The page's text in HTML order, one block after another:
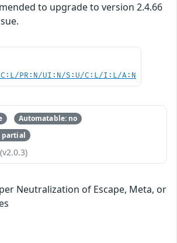
to upgrade to version 2.4.66
PR:N/UI:N/S:U/C:L/I:L/A:N
Automatable: no
partial
Neutralization of Escape, Meta, or